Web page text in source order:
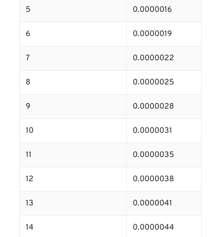
5 0.0000016
6 0.0000019
7 0.0000022
8 0.0000025
9 0.0000028
10 0.0000031
11 0.0000035
12 0.0000038
13 0.0000041
14 0.0000044